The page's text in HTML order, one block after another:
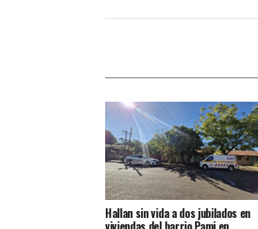
Hallan sin vida a dos jubilados en